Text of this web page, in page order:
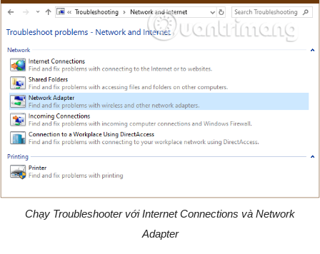
Chạy Troubleshooter với Internet Connections và Network
Adapter